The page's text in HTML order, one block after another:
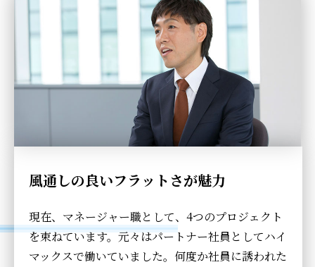
風通しの良いフラットさが魅力
現在、マネージャー職として、4つのプロジェクト
を束ねています。元々はパートナー社員としてハイ
マックスで働いていました。何度か社員に誘われた